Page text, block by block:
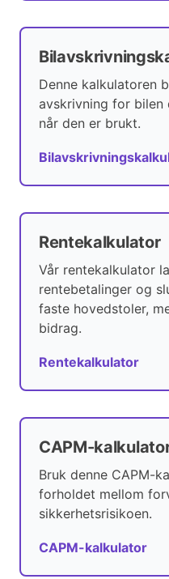
Denne kalkulatoren
avskrivning for bilen
når den er brukt.
Rentekalkulator
Vår rentekalkulator
rentebetalinger og
faste hovedstoler,
bidrag.
Rentekalkulator
CAPM-
Bruk denne CAPM-
forholdet mellom
sikkerhetsrisikoen.
CAPM-kalkulator